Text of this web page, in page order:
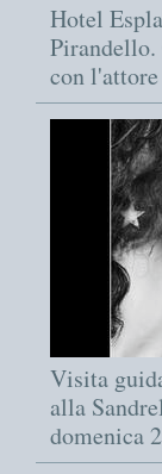
Hotel
con
Visita
alla
domenica